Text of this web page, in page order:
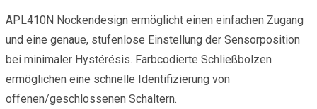
APL410N Nockendesign ermöglicht einen einfachen Zugang
und eine genaue, stufenlose Einstellung der Sensorposition
bei minimaler Hystérésis. Farbcodierte Schließbolzen
ermöglichen eine schnelle Identifizierung von
offenen/geschlossenen Schaltern.